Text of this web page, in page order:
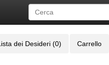
dei Desideri (0) Carrello